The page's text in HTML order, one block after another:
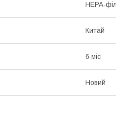
HEPA-
Китай
6 міс
Новий